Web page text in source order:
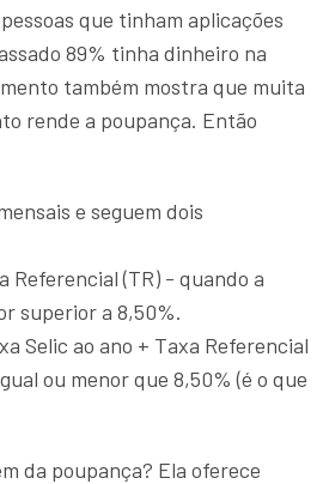
que tinham aplicações
89% tinha dinheiro na
também mostra que muita
rende a poupança. Então
e seguem dois
Referencial (TR) - quando a
superior a 8,50%.
Selic ao ano + Taxa Referencial
ou menor que 8,50% (é o que
da poupança? Ela oferece